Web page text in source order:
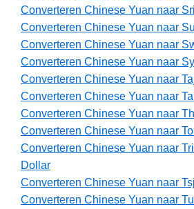
Converteren Chinese Yuan naar
Converteren Chinese Yuan naar
Converteren Chinese Yuan naar
Converteren Chinese Yuan naar
Converteren Chinese Yuan naar
Converteren Chinese Yuan naar
Converteren Chinese Yuan naar
Converteren Chinese Yuan naar
Converteren Chinese Yuan naar
Dollar
Converteren Chinese Yuan naar
Converteren Chinese Yuan naar